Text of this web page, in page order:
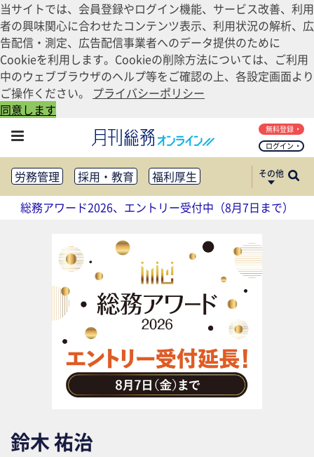
当サイトでは、会員登録やログイン機能、サービス改善、利用
者の興味関心に合わせたコンテンツ表示、利用状況の解析、広
告配信・測定、広告配信事業者へのデータ提供のために
Cookieを利用します。Cookieの削除方法については、ご利用
中のウェブブラウザのヘルプ等をご確認の上、各設定画面より
ご操作ください。 プライバシーポリシー
同意します
ログイン
無料登録
労務管理 採用・教育
福利厚生
健康経営
働き方改革
法務・コンプライアンス
リスクマネジメント・BCP
社外・社内広報
社外・社内コミュニケーション活性化
FM・オフィス移転
CSR・SDGs
テクノロジー活用・DX
助成金・補助金・コスト削減
アウトソーシング・BPO
調査・レポート
その他
総務アワード2026、エントリー受付中（8月7日まで）
鈴木 祐治